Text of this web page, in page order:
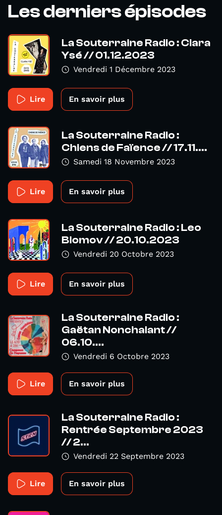
Les derniers épisodes
La Souterraine Radio : Clara
Ysé // 01.12.2023
Vendredi 1 Décembre 2023
Lire En savoir plus
La Souterraine Radio :
Chiens de Faïence // 17.11....
Samedi 18 Novembre 2023
Lire En savoir plus
La Souterraine Radio : Leo
Blomov // 20.10.2023
Vendredi 20 Octobre 2023
Lire En savoir plus
La Souterraine Radio :
Gaëtan Nonchalant //
06.10....
Vendredi 6 Octobre 2023
Lire En savoir plus
La Souterraine Radio :
Rentrée Septembre 2023
// 2...
Vendredi 22 Septembre 2023
Lire En savoir plus